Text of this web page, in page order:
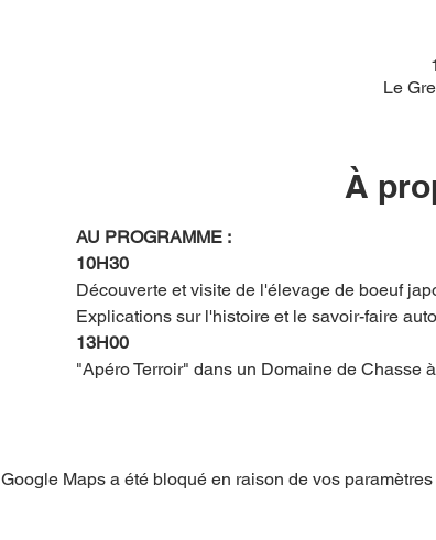
Le
À
AU PROGRAMME :
10H30
Découverte et visite de l'élevage de boeuf
Explications sur l'histoire et le savoir-faire
13H00
"Apéro Terroir" dans un Domaine de Chasse
Google Maps a été bloqué en raison de vos